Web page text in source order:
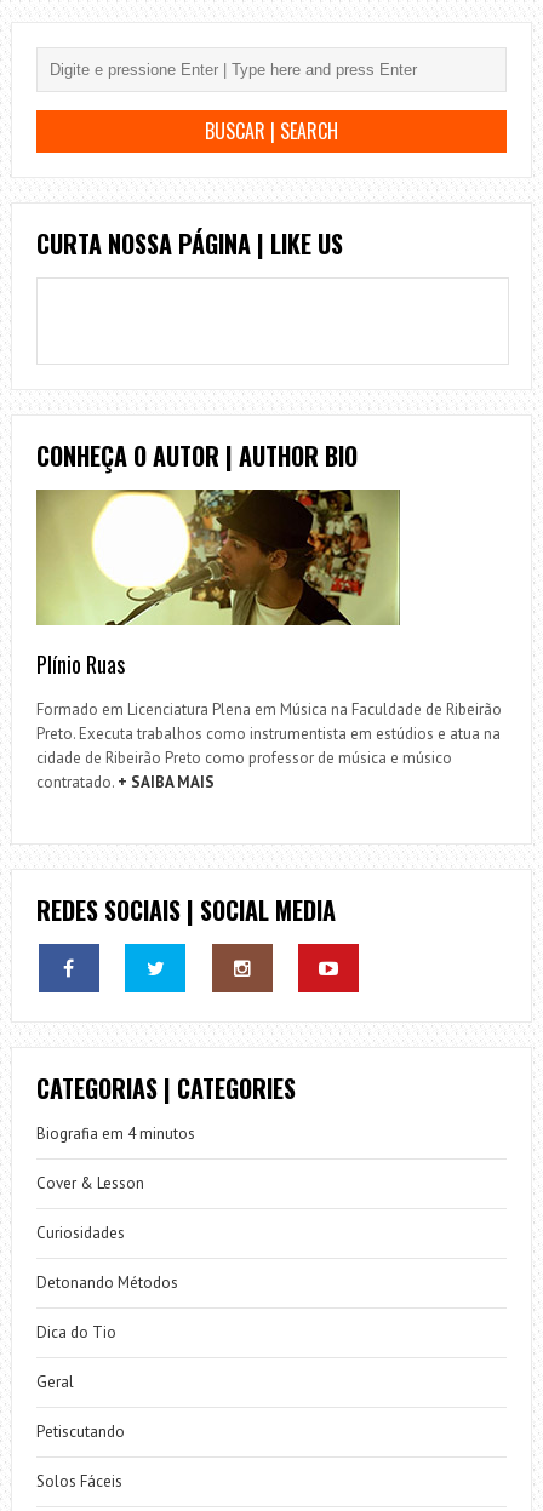
CURTA NOSSA PÁGINA | LIKE US
CONHEÇA O AUTOR | AUTHOR BIO
Plínio Ruas
Formado em Licenciatura Plena em Música na Faculdade de Ribeirão
Preto. Executa trabalhos como instrumentista em estúdios e atua na
cidade de Ribeirão Preto como professor de música e músico
contratado. + SAIBA MAIS
REDES SOCIAIS | SOCIAL MEDIA
CATEGORIAS | CATEGORIES
Biografia em 4 minutos
Cover & Lesson
Curiosidades
Detonando Métodos
Dica do Tio
Geral
Petiscutando
Solos Fáceis